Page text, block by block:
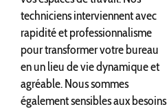
techniciens interviennent avec
rapidité et professionnalisme
pour transformer votre bureau
en un lieu de vie dynamique et
agréable. Nous sommes
également sensibles aux besoins